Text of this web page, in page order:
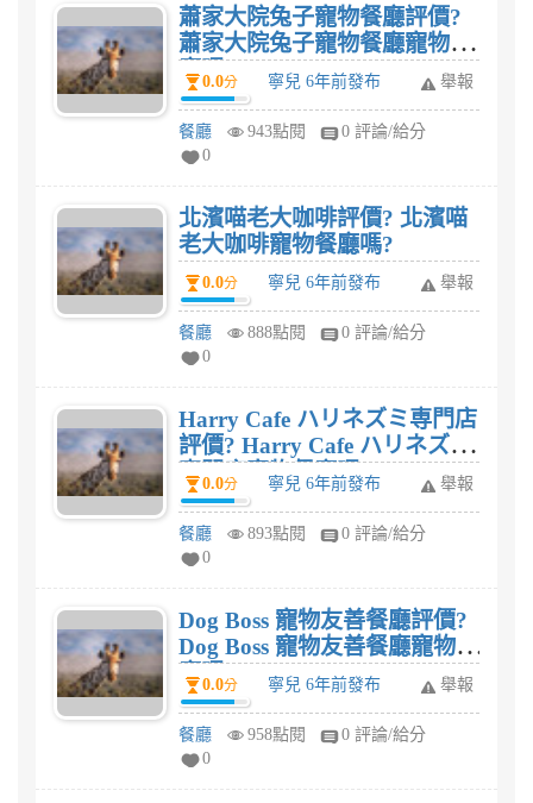
蕭家大院兔子寵物餐廳評價?
蕭家大院兔子寵物餐廳寵物餐
廳嗎?
0.0分 寧兒 6年前發布 舉報
餐廳 943點閱
0 評論/給分
0
北濱喵老大咖啡評價? 北濱喵
老大咖啡寵物餐廳嗎?
0.0分 寧兒 6年前發布 舉報
餐廳 888點閱
0 評論/給分
0
Harry Cafe ハリネズミ専門店
評價? Harry Cafe ハリネズミ
専門店寵物餐廳嗎?
0.0分 寧兒 6年前發布 舉報
餐廳 893點閱
0 評論/給分
0
Dog Boss 寵物友善餐廳評價?
Dog Boss 寵物友善餐廳寵物餐
廳嗎?
0.0分 寧兒 6年前發布 舉報
餐廳 958點閱
0 評論/給分
0